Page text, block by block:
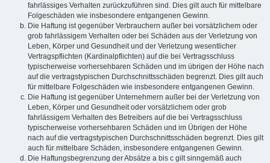
fahrlässiges Verhalten zurückzuführen sind. Dies gilt auch für mittelbare
Folgeschäden wie insbesondere entgangenen Gewinn.
Die Haftung ist gegenüber Verbrauchern außer bei vorsätzlichem oder
grob fahrlässigem Verhalten oder bei Schäden aus der Verletzung von
Leben, Körper und Gesundheit und der Verletzung wesentlicher
Vertragspflichten (Kardinalpflichten) auf die bei Vertragsschluss
typischerweise vorhersehbaren Schäden und im übrigen der Höhe nach
auf die vertragstypischen Durchschnittsschäden begrenzt. Dies gilt auch
für mittelbare Folgeschäden wie insbesondere entgangenen Gewinn.
Die Haftung ist gegenüber Unternehmern außer bei der Verletzung von
Leben, Körper und Gesundheit oder vorsätzlichem oder grob
fahrlässigem Verhalten des Betreibers auf die bei Vertragsschluss
typischerweise vorhersehbaren Schäden und im Übrigen der Höhe
nach auf die vertragstypischen Durchschnittsschäden begrenzt. Dies gilt
auch für mittelbare Schäden, insbesondere entgangenen Gewinn.
Die Haftungsbegrenzung der Absätze a bis c gilt sinngemäß auch